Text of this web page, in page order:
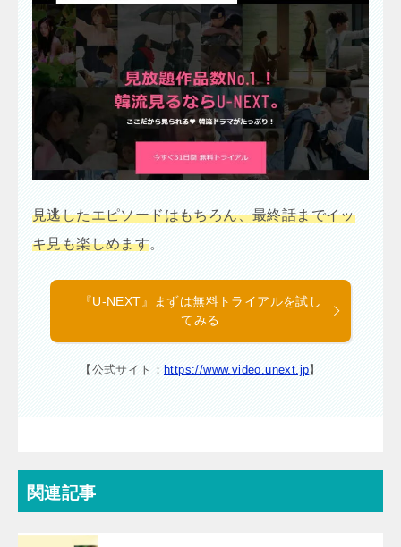
見逃したエピソードはもちろん、最終話までイッ
キ見も楽しめます。
『U-NEXT』まずは無料トライアルを試し
てみる
【公式サイト： https://www.video.unext.jp】
関連記事